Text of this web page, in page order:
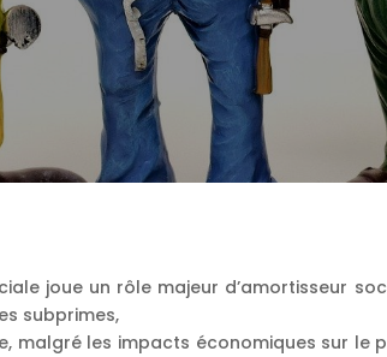
joue un rôle majeur d’amortisseur
subprimes,
malgré les impacts économiques sur